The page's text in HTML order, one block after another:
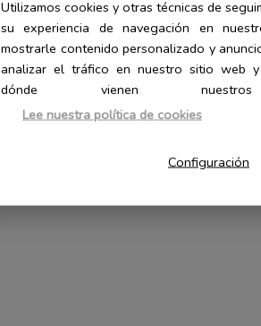
Lo mejor en pulverizadores
sacaleches: 6 productos
categoría de «pulverizador
extracción de leche materna
Utilizamos cookies y otras técnicas de
su experiencia de navegación en
mostrarle contenido personalizado y
analizar el tráfico en nuestro sitio web
dónde vienen nuestros
Lee nuestra política de cookies
Configuración